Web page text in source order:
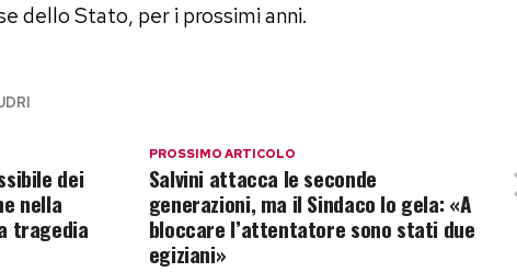
dello Stato, per i prossimi anni.
PROSSIMO ARTICOLO
Salvini attacca le seconde
generazioni, ma il Sindaco lo gela: «A
bloccare l’attentatore sono stati due
egiziani»
dei
nella
tragedia